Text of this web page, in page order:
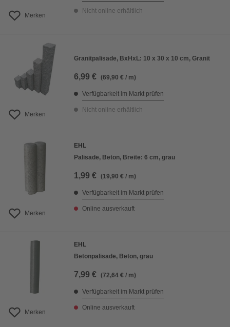
Merken
Nicht online erhältlich
Merken
Granitpalisade, BxHxL: 10 x 30 x 10 cm, Granit
6,99 € (69,90 € / m)
Verfügbarkeit im Markt prüfen
Nicht online erhältlich
Merken
EHL
Palisade, Beton, Breite: 6 cm, grau
1,99 € (19,90 € / m)
Verfügbarkeit im Markt prüfen
Online ausverkauft
Merken
EHL
Betonpalisade, Beton, grau
7,99 € (72,64 € / m)
Verfügbarkeit im Markt prüfen
Online ausverkauft